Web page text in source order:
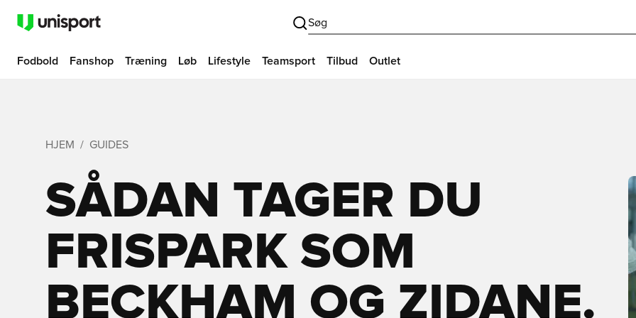
Søg
Fodbold Fanshop Træning Løb Lifestyle Teamsport Tilbud Outlet
HJEM GUIDES
SÅDAN TAGER DU
FRISPARK SOM
BECKHAM OG ZIDANE.